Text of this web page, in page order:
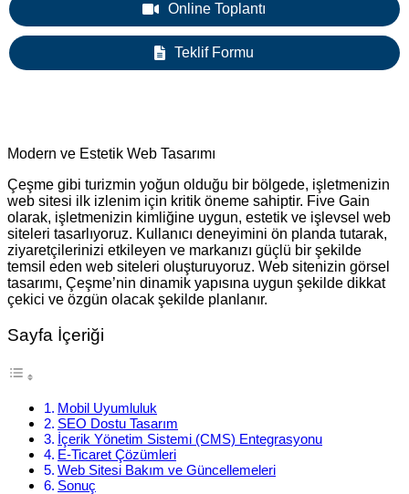
Online Toplantı
Teklif Formu
Modern ve Estetik Web Tasarımı
Çeşme gibi turizmin yoğun olduğu bir bölgede, işletmenizin
web sitesi ilk izlenim için kritik öneme sahiptir. Five Gain
olarak, işletmenizin kimliğine uygun, estetik ve işlevsel web
siteleri tasarlıyoruz. Kullanıcı deneyimini ön planda tutarak,
ziyaretçilerinizi etkileyen ve markanızı güçlü bir şekilde
temsil eden web siteleri oluşturuyoruz. Web sitenizin görsel
tasarımı, Çeşme’nin dinamik yapısına uygun şekilde dikkat
çekici ve özgün olacak şekilde planlanır.
Sayfa İçeriği
Mobil Uyumluluk
SEO Dostu Tasarım
İçerik Yönetim Sistemi (CMS) Entegrasyonu
E-Ticaret Çözümleri
Web Sitesi Bakım ve Güncellemeleri
Sonuç